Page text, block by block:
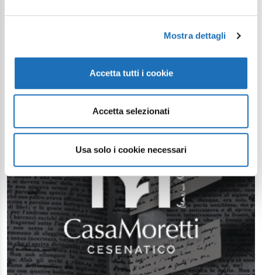
Mostra dettagli
Accetta tutti i cookie
Accetta selezionati
Usa solo i cookie necessari